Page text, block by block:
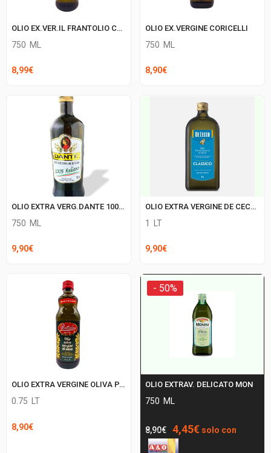
OLIO EX.VER.IL FRANTOLIO CARAPELLI
750 ML
8,99€
OLIO EX.VERGINE CORICELLI
750 ML
8,90€
OLIO EXTRA VERG.DANTE 100% ITALIANO
750 ML
9,90€
OLIO EXTRA VERGINE DE CECCO
1 LT
9,90€
OLIO EXTRA VERGINE OLIVA PANTALEO
0.75 LT
8,90€
- 50%
750 ML
8,90€
Il
prezzo
4,45€Ilsolo con